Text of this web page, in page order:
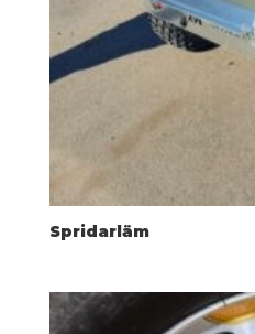
Spridarläm